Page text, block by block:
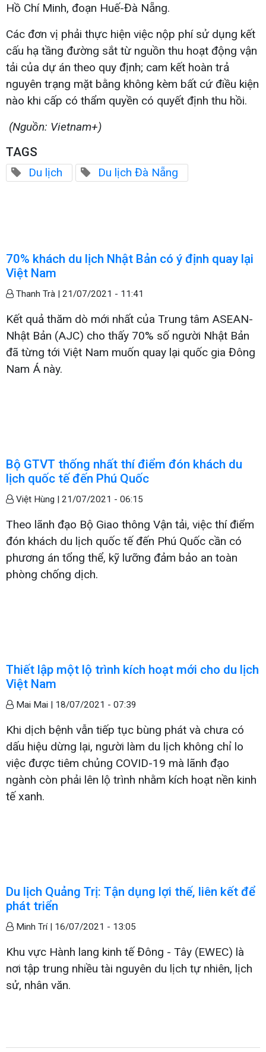
Hồ Chí Minh, đoạn Huế-Đà Nẵng.
Các đơn vị phải thực hiện việc nộp phí sử dụng kết
cấu hạ tầng đường sắt từ nguồn thu hoạt động vận
tải của dự án theo quy định; cam kết hoàn trả
nguyên trạng mặt bằng không kèm bất cứ điều kiện
nào khi cấp có thẩm quyền có quyết định thu hồi.
(Nguồn: Vietnam+)
TAGS
Du lịch Du lịch Đà Nẵng
70% khách du lịch Nhật Bản có ý định quay lại
Việt Nam
Thanh Trà | 21/07/2021 - 11:41
Kết quả thăm dò mới nhất của Trung tâm ASEAN-
Nhật Bản (AJC) cho thấy 70% số người Nhật Bản
đã từng tới Việt Nam muốn quay lại quốc gia Đông
Nam Á này.
Bộ GTVT thống nhất thí điểm đón khách du
lịch quốc tế đến Phú Quốc
Việt Hùng | 21/07/2021 - 06:15
Theo lãnh đạo Bộ Giao thông Vận tải, việc thí điểm
đón khách du lịch quốc tế đến Phú Quốc cần có
phương án tổng thể, kỹ lưỡng đảm bảo an toàn
phòng chống dịch.
Thiết lập một lộ trình kích hoạt mới cho du lịch
Việt Nam
Mai Mai | 18/07/2021 - 07:39
Khi dịch bệnh vẫn tiếp tục bùng phát và chưa có
dấu hiệu dừng lại, người làm du lịch không chỉ lo
việc được tiêm chủng COVID-19 mà lãnh đạo
ngành còn phải lên lộ trình nhằm kích hoạt nền kinh
tế xanh.
Du lịch Quảng Trị: Tận dụng lợi thế, liên kết để
phát triển
Minh Trí | 16/07/2021 - 13:05
Khu vực Hành lang kinh tế Đông - Tây (EWEC) là
nơi tập trung nhiều tài nguyên du lịch tự nhiên, lịch
sử, nhân văn.